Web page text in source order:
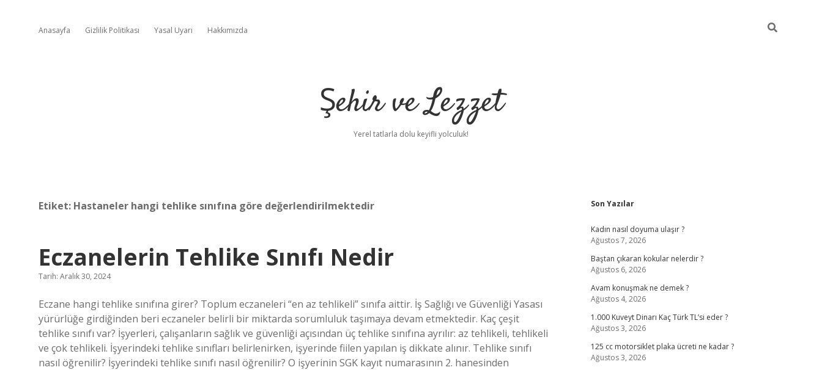
Anasayfa Gizlilik Politikası Yasal Uyarı Hakkımızda
Şehir ve Lezzet
Yerel tatlarla dolu keyifli yolculuk!
Etiket: Hastaneler hangi tehlike sınıfına göre değerlendirilmektedir
Eczanelerin Tehlike Sınıfı Nedir
Tarih: Aralık 30, 2024
Eczane hangi tehlike sınıfına girer? Toplum eczaneleri “en az tehlikeli” sınıfa aittir. İş Sağlığı ve Güvenliği Yasası
yürürlüğe girdiğinden beri eczaneler belirli bir miktarda sorumluluk taşımaya devam etmektedir. Kaç çeşit
tehlike sınıfı var? İşyerleri, çalışanların sağlık ve güvenliği açısından üç tehlike sınıfına ayrılır: az tehlikeli, tehlikeli
ve çok tehlikeli. İşyerindeki tehlike sınıfları belirlenirken, işyerinde fiilen yapılan iş dikkate alınır. Tehlike sınıfı
nasıl öğrenilir? İşyerindeki tehlike sınıfı nasıl öğrenilir? O işyerinin SGK kayıt numarasının 2. hanesinden
Sidebar
Son Yazılar
Kadın nasıl doyuma ulaşır ?
Ağustos 7, 2026
Baştan çıkaran kokular nelerdir ?
Ağustos 6, 2026
Avam konuşmak ne demek ?
Ağustos 4, 2026
1.000 Kuveyt Dinarı Kaç Türk TL’si eder ?
Ağustos 3, 2026
125 cc motorsiklet plaka ücreti ne kadar ?
Ağustos 3, 2026